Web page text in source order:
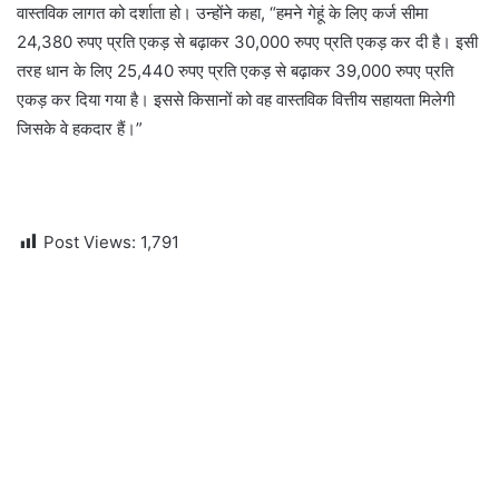
वास्तविक लागत को दर्शाता हो। उन्होंने कहा, “हमने गेहूं के लिए कर्ज सीमा
24,380 रुपए प्रति एकड़ से बढ़ाकर 30,000 रुपए प्रति एकड़ कर दी है। इसी
तरह धान के लिए 25,440 रुपए प्रति एकड़ से बढ़ाकर 39,000 रुपए प्रति
एकड़ कर दिया गया है। इससे किसानों को वह वास्तविक वित्तीय सहायता मिलेगी
जिसके वे हकदार हैं।”
Post Views: 1,791